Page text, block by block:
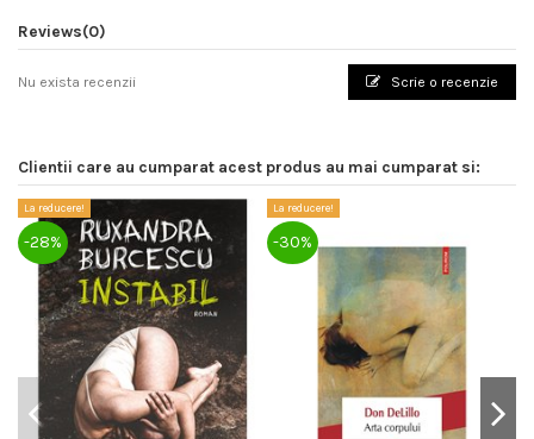
Reviews(0)
Nu exista recenzii Scrie o recenzie
Clientii care au cumparat acest produs au mai cumparat si:
La reducere!
-28%
La reducere!
-30%